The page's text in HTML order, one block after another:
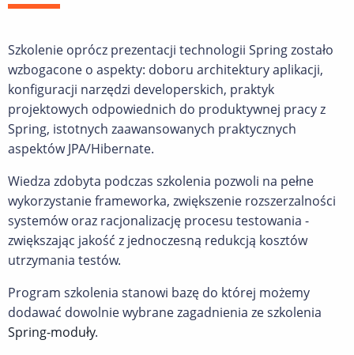
Szkolenie oprócz prezentacji technologii Spring zostało
wzbogacone o aspekty: doboru architektury aplikacji,
konfiguracji narzędzi developerskich, praktyk
projektowych odpowiednich do produktywnej pracy z
Spring, istotnych zaawansowanych praktycznych
aspektów JPA/Hibernate.
Wiedza zdobyta podczas szkolenia pozwoli na pełne
wykorzystanie frameworka, zwiększenie rozszerzalności
systemów oraz racjonalizację procesu testowania -
zwiększając jakość z jednoczesną redukcją kosztów
utrzymania testów.
Program szkolenia stanowi bazę do której możemy
dodawać dowolnie wybrane zagadnienia ze szkolenia
Spring-moduły.